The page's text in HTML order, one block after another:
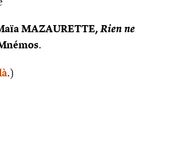
MAZAURETTE,Rien ne
.
.)